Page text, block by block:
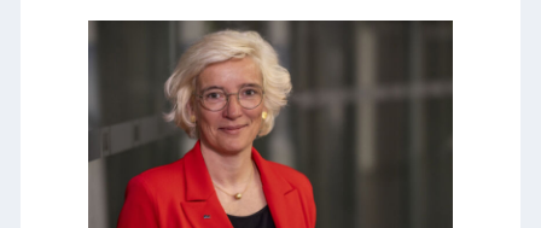
z
e
n
m
a
n
a
g
e
t
e
l
l
i
g
e
n
t